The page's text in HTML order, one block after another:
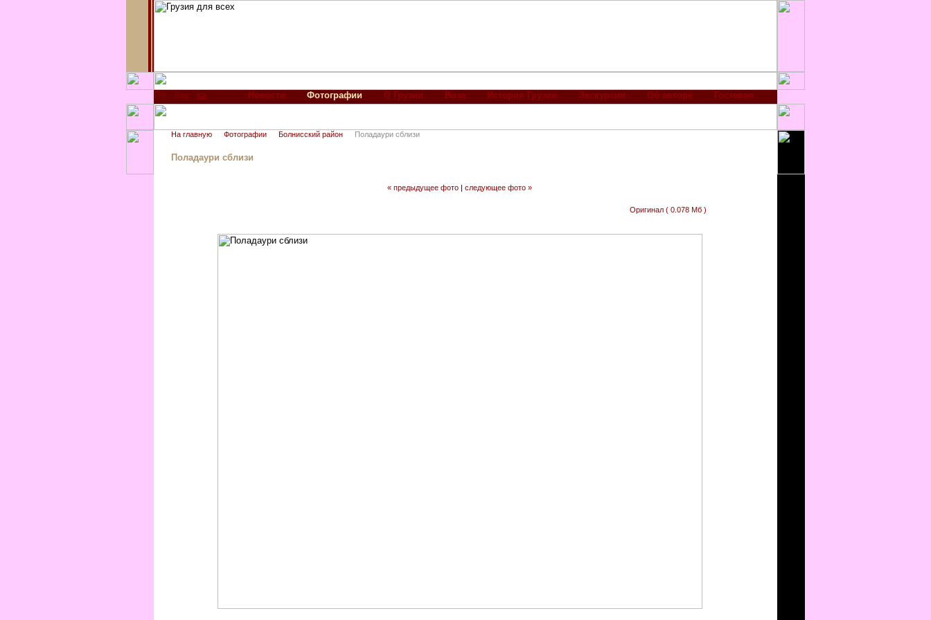
Новости Фотографии О Грузии Виза История Грузии Экскурсии Об авторе Гостевая
На главную Фотографии Болнисский район Поладаури сблизи
Поладаури сблизи
« предыдущее фото | следующее фото »
Оригинал ( 0.078 Мб )